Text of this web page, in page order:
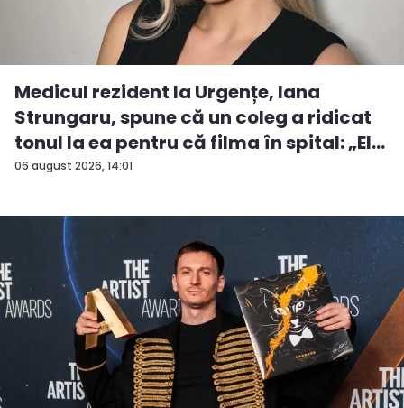
06 august 2026, 14:01
Medicul rezident la Urgențe, Iana
Strungaru, spune că un coleg a ridicat
tonul la ea pentru că filma în spital: „El
a...